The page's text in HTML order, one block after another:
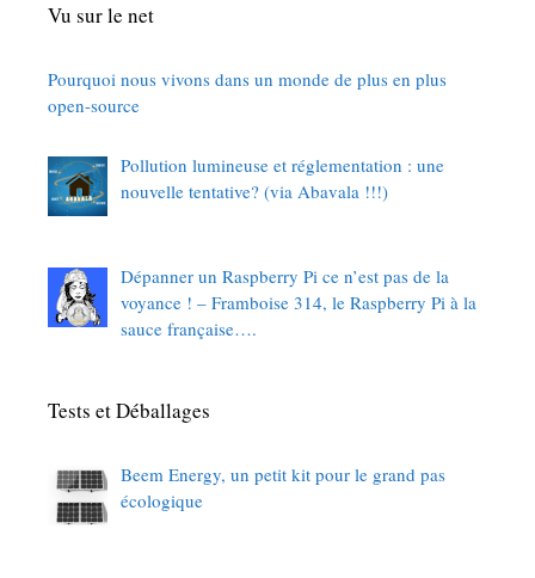
Vu sur le net
Pourquoi nous vivons dans un monde de plus en plus
open-source
Pollution lumineuse et réglementation : une
nouvelle tentative? (via Abavala !!!)
Dépanner un Raspberry Pi ce n’est pas de la
voyance ! – Framboise 314, le Raspberry Pi à la
sauce française….
Tests et Déballages
Beem Energy, un petit kit pour le grand pas
écologique